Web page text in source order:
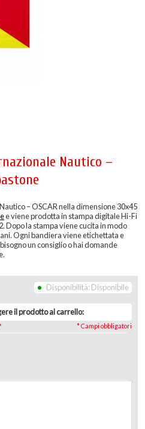
Nautico –
– OSCAR nella dimensione 30x45
e viene prodotta in stampa digitale Hi-Fi
Dopo la stampa viene cucita in modo
Ogni bandiera viene etichettata e
un consiglio o hai domande
Disponibilità: Disponibile
il prodotto al carrello:
* Campi obbligatori